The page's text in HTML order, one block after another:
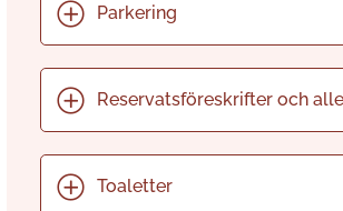
Parkering
Reservatsföreskrifter och
Toaletter